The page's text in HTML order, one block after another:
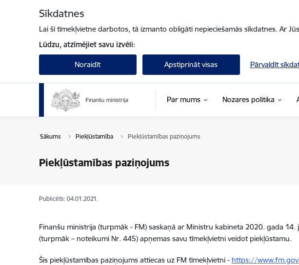
Sīkdatnes
Lai šī tīmekļvietne darbotos, tā izmanto obligāti nepieciešamās sīkdatnes. Ar
Lūdzu, atzīmējiet savu izvēli:
Noraidīt Apstiprināt visas Pārvaldīt
Par mums Nozares politika
Sākums Piekļūstamība Piekļūstamības paziņojums
Piekļūstamības paziņojums
Publicēts: 04.01.2021.
Finanšu ministrija (turpmāk - FM)saskaņā ar Ministru kabineta 2020. gada 14.
(turpmāk – noteikumi Nr. 445) apņemas savu tīmekļvietniveidot piekļūstamu.
Šis piekļūstamības paziņojums attiecas uz FM tīmekļvietni- https://